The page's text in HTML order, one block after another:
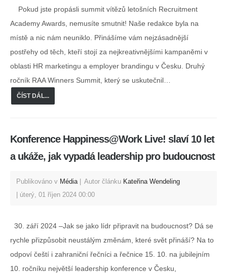
Pokud jste propásli summit vítězů letošních Recruitment
Academy Awards, nemusíte smutnit! Naše redakce byla na
místě a nic nám neuniklo. Přinášíme vám nejzásadnější
postřehy od těch, kteří stojí za nejkreativnějšími kampaněmi v
oblasti HR marketingu a employer brandingu v Česku. Druhý
ročník RAA Winners Summit, který se uskutečnil…
ČÍST DÁL...
Konference Happiness@Work Live! slaví 10 let
a ukáže, jak vypadá leadership pro budoucnost
Publikováno v Média Autor článku Kateřina Wendeling
úterý, 01 říjen 2024 00:00
30. září 2024 –Jak se jako lídr připravit na budoucnost? Dá se
rychle přizpůsobit neustálým změnám, které svět přináší? Na to
odpoví čeští i zahraniční řečníci a řečnice 15. 10. na jubilejním
10. ročníku největší leadership konference v Česku,